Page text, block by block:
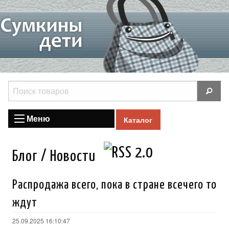
Меню Каталог
Блог / Новости
Распродажа всего, пока в стране всечего то
ждут
25.09.2025 16:10:47